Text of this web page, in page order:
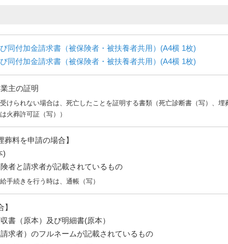
同付加金請求書（被保険者・被扶養者共用）(A4横 1枚)
同付加金請求書（被保険者・被扶養者共用）(A4横 1枚)
主の証明
けられない場合は、死亡したことを証明する書類（死亡診断書（写）、埋
火葬許可証（写））
料を申請の場合】
)
者と請求者が記載されているもの
手続きを行う時は、通帳（写）
書（原本）及び明細書(原本）
求者）のフルネームが記載されているもの